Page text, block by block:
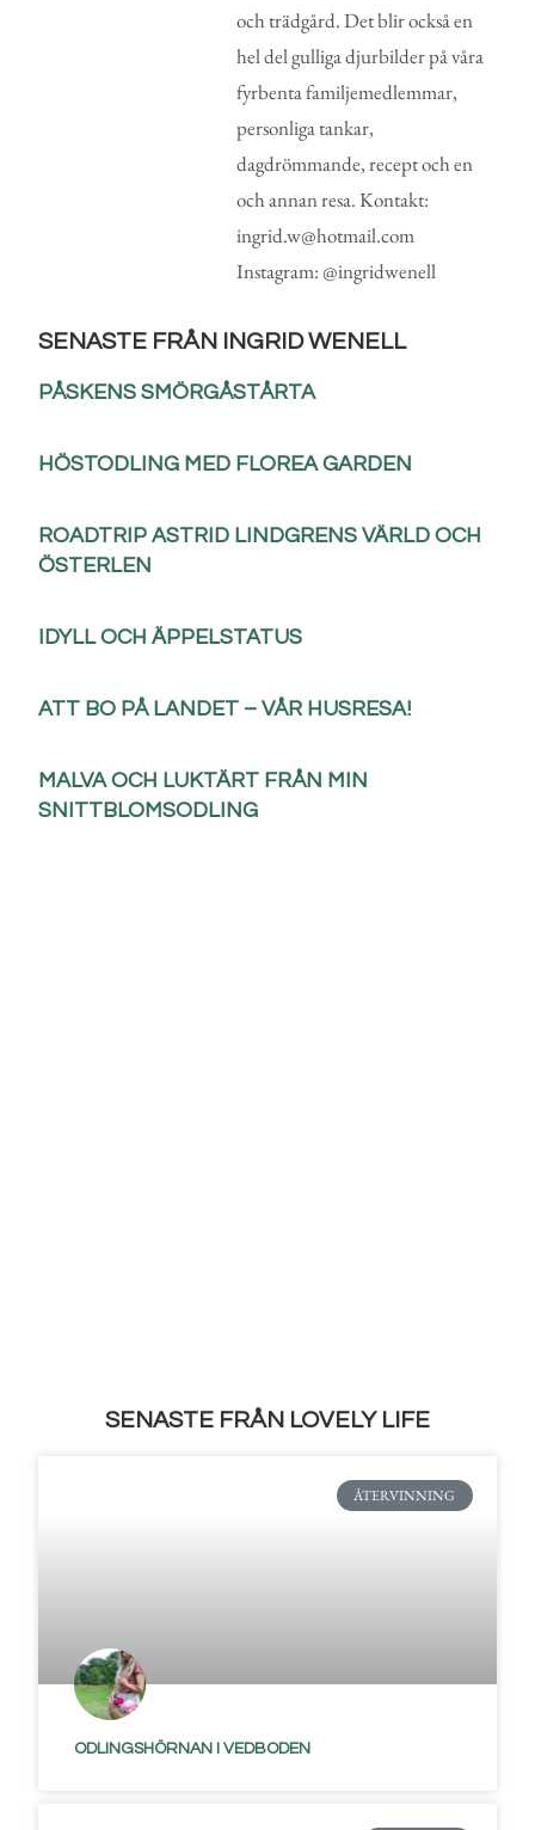
och trädgård. Det blir också en
hel del gulliga djurbilder på våra
fyrbenta familjemedlemmar,
personliga tankar,
dagdrömmande, recept och en
och annan resa. Kontakt:
ingrid.w@hotmail.com
Instagram: @ingridwenell
SENASTE FRÅN INGRID WENELL
PÅSKENS SMÖRGÅSTÅRTA
HÖSTODLING MED FLOREA GARDEN
ROADTRIP ASTRID LINDGRENS VÄRLD OCH
ÖSTERLEN
IDYLL OCH ÄPPELSTATUS
ATT BO PÅ LANDET – VÅR HUSRESA!
MALVA OCH LUKTÄRT FRÅN MIN
SNITTBLOMSODLING
SENASTE FRÅN LOVELY LIFE
ÅTERVINNING
ODLINGSHÖRNAN I VEDBODEN